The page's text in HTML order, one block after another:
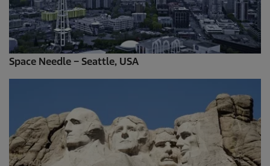
Space Needle – Seattle, USA